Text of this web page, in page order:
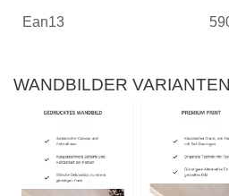
Ean13
WANDBILDER VARIANTEN